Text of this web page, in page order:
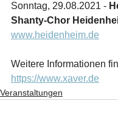
Sonntag, 29.08.2021 -
Shanty-Chor
www.heidenheim.de
Weitere Informationen
https://www.xaver.de
Veranstaltungen